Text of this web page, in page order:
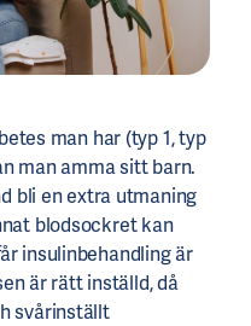
man har (typ 1, typ
man amma sitt barn.
bli en extra utmaning
blodsockret kan
insulinbehandling är
är rätt inställd, då
svårinställt